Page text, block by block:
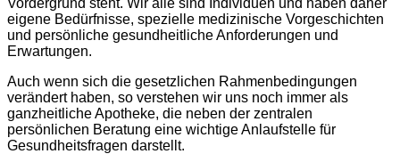
eigene Bedürfnisse, spezielle medizinische Vorgeschichten
und persönliche gesundheitliche Anforderungen und
Erwartungen.
Auch wenn sich die gesetzlichen Rahmenbedingungen
verändert haben, so verstehen wir uns noch immer als
ganzheitliche Apotheke, die neben der zentralen
persönlichen Beratung eine wichtige Anlaufstelle für
Gesundheitsfragen darstellt.